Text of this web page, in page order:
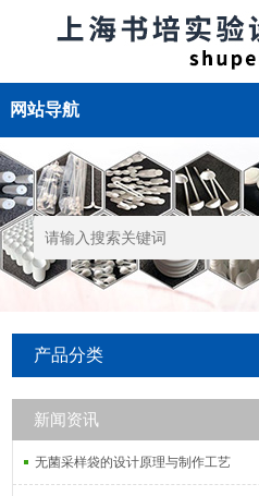
网站导航
产品分类
新闻资讯
无菌采样袋的设计原理与制作工艺